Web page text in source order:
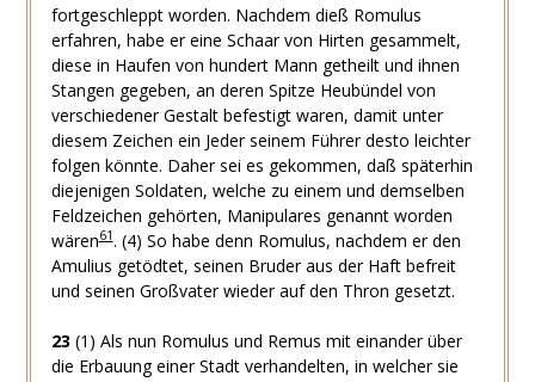
fortgeschleppt worden. Nachdem dieß Romulus
erfahren, habe er eine Schaar von Hirten gesammelt,
diese in Haufen von hundert Mann getheilt und ihnen
Stangen gegeben, an deren Spitze Heubündel von
verschiedener Gestalt befestigt waren, damit unter
diesem Zeichen ein Jeder seinem Führer desto leichter
folgen könnte. Daher sei es gekommen, daß späterhin
diejenigen Soldaten, welche zu einem und demselben
Feldzeichen gehörten, Manipulares genannt worden
wären61. (4) So habe denn Romulus, nachdem er den
Amulius getödtet, seinen Bruder aus der Haft befreit
und seinen Großvater wieder auf den Thron gesetzt.
23 (1) Als nun Romulus und Remus mit einander über
die Erbauung einer Stadt verhandelten, in welcher sie